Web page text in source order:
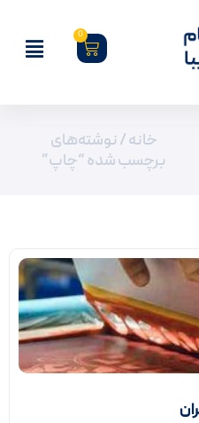
0
خانه/ نوشته‌های
برچسب شده “چاپ”